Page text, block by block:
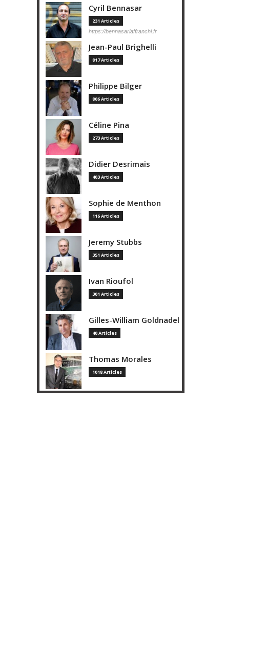
Cyril Bennasar
231 Articles
https://bennasarlaffranchi.fr
Jean-Paul Brighelli
817 Articles
Philippe Bilger
806 Articles
Céline Pina
273 Articles
Didier Desrimais
403 Articles
Sophie de Menthon
116 Articles
Jeremy Stubbs
351 Articles
Ivan Rioufol
301 Articles
Gilles-William Goldnadel
40 Articles
Thomas Morales
1018 Articles